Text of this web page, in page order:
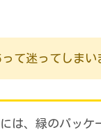
て迷ってしまい
は、緑のパッケ